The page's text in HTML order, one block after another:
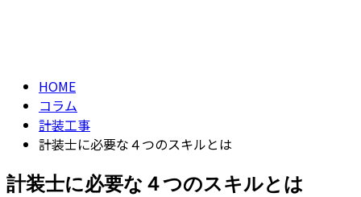
HOME
コラム
計装工事
計装士に必要な４つのスキルとは
計装士に必要な４つのスキルとは